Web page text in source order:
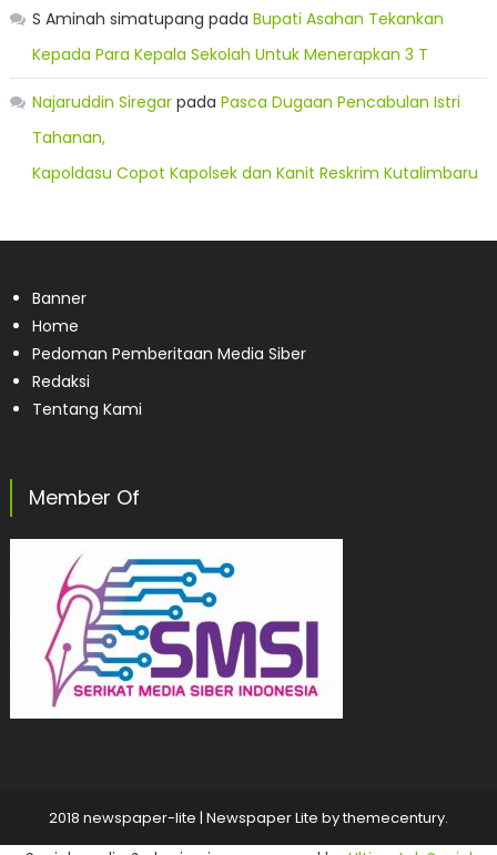
S Aminah simatupang pada Bupati Asahan Tekankan
Kepada Para Kepala Sekolah Untuk Menerapkan 3 T
Najaruddin Siregarpada Pasca Dugaan Pencabulan Istri
Tahanan,
Kapoldasu Copot Kapolsek dan Kanit Reskrim Kutalimbaru
Banner
Home
Pedoman Pemberitaan Media Siber
Redaksi
Tentang Kami
Member Of
2018 newspaper-lite | Newspaper Lite bythemecentury.